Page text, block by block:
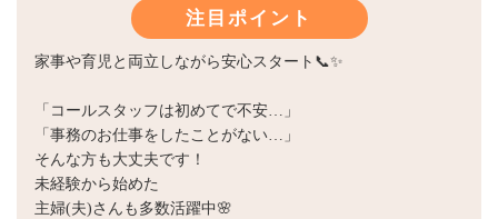
注目ポイント
家事や育児と両立しながら安心スタート📞✨
「コールスタッフは初めてで不安…」
「事務のお仕事をしたことがない…」
そんな方も大丈夫です！
未経験から始めた
主婦(夫)さんも多数活躍中🌸